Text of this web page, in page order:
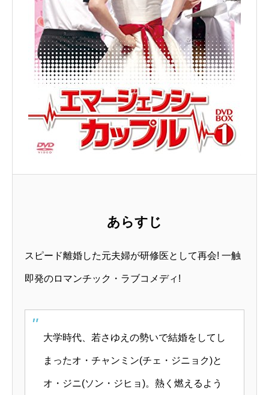
あらすじ
スピード離婚した元夫婦が研修医として再会! 一触
即発のロマンチック・ラブコメディ!
大学時代、若さゆえの勢いで結婚をしてし
まったオ・チャンミン(チェ・ジニョク)と
オ・ジニ(ソン・ジヒョ)。熱く燃えるよう